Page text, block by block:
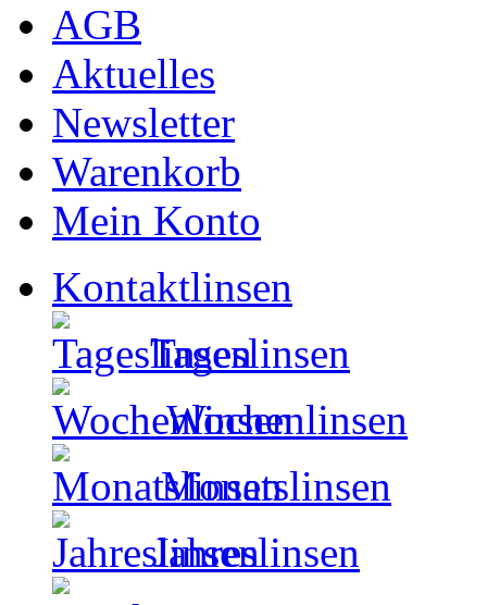
AGB
Aktuelles
Newsletter
Warenkorb
Mein Konto
Kontaktlinsen
Tageslinsen
Wochenlinsen
Monatslinsen
Jahreslinsen